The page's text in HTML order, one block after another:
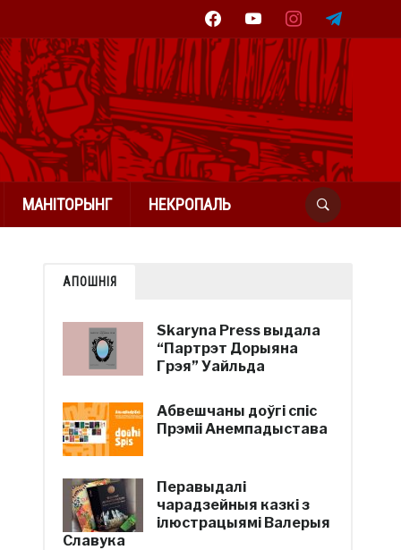
facebookyoutube instagramtelegram
МАНІТОРЫНГ НЕКРОПАЛЬ
АПОШНІЯ
Skaryna Press выдала
“Партрэт Дорыяна
Грэя” Уайльда
Абвешчаны доўгі спіс
Прэміі Анемпадыстава
Перавыдалі
чарадзейныя казкі з
ілюстрацыямі Валерыя
Славука